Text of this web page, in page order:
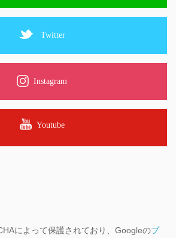
Twitter
Instagram
Youtube
によって保護されており、Googleのプ